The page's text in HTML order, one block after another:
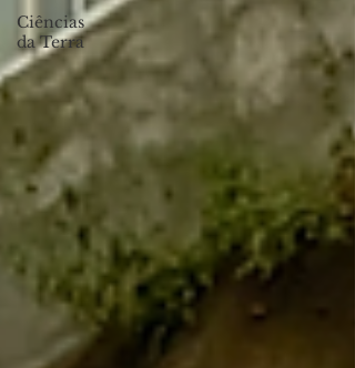
Ciências
da Terra